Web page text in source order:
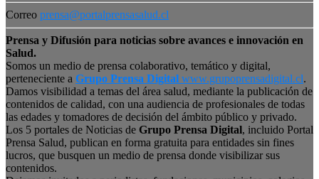
Correo prensa@portalprensasalud.cl
Prensa y Difusión para noticias sobre avances e innovación en
Salud.
Somos un medio de prensa colaborativo, temático y digital,
perteneciente a Grupo Prensa Digital www.grupoprensadigital.cl.
Damos visibilidad a temas del área salud, mediante la publicación de
contenidos de calidad, con una audiencia de profesionales de todas
las edades y tomadores de decisión del ámbito público y privado.
Los 5 portales de Noticias de Grupo Prensa Digital, incluido Portal
Prensa Salud, publican en forma gratuita para entidades sin fines
lucros, que busquen un medio de prensa donde visibilizar sus
contenidos.